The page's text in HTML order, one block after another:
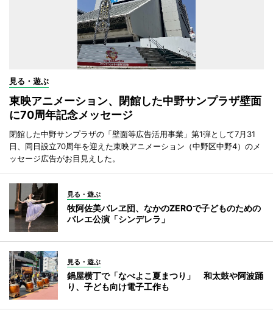
見る・遊ぶ
東映アニメーション、閉館した中野サンプラザ壁面
に70周年記念メッセージ
閉館した中野サンプラザの「壁面等広告活用事業」第1弾として7月31
日、同日設立70周年を迎えた東映アニメーション（中野区中野4）のメ
ッセージ広告がお目見えした。
見る・遊ぶ
牧阿佐美バレヱ団、なかのZEROで子どものための
バレエ公演「シンデレラ」
見る・遊ぶ
鍋屋横丁で「なべよこ夏まつり」 和太鼓や阿波踊
り、子ども向け電子工作も